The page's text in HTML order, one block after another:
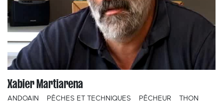
Xabier Martiarena
ANDOAIN PÊCHES ET TECHNIQUES PÊCHEUR
THON